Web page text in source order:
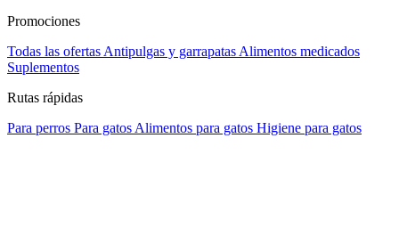
Promociones
Todas las ofertas Antipulgas y garrapatas Alimentos medicados
Suplementos
Rutas rápidas
Para perros Para gatos Alimentos para gatos Higiene para gatos